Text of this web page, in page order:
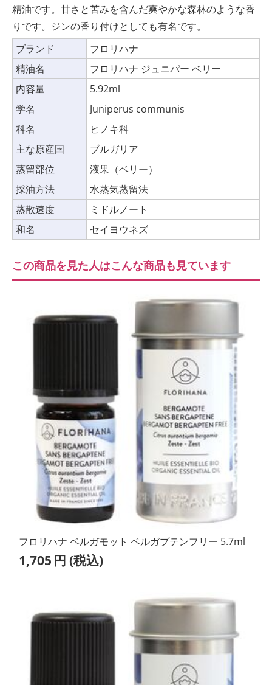
精油です。甘さと苦みを含んだ爽やかな森林のような香
りです。ジンの香り付けとしても有名です。
ブランド
フロリハナ
精油名
フロリハナ ジュニパー ベリー
内容量
5.92ml
学名
Juniperus communis
科名
ヒノキ科
主な原産国
ブルガリア
蒸留部位
液果（ベリー）
採油方法
水蒸気蒸留法
蒸散速度
ミドルノート
和名
セイヨウネズ
この商品を見た人はこんな商品も見ています
フロリハナ ベルガモット ベルガプテンフリー 5.7ml
1,705 円 (税込)